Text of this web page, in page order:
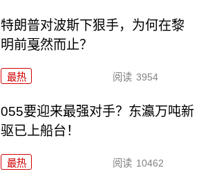
特朗普对波斯下狠手，为何在黎
明前戛然而止？
最热 阅读 3954
055要迎来最强对手？东瀛万吨新
驱已上船台！
最热 阅读 10462